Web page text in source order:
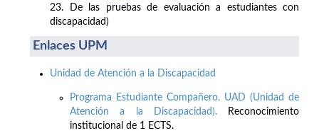
23. De las pruebas de evaluación a estudiantes con
discapacidad)
Enlaces UPM
Unidad de Atención a la Discapacidad
Programa Estudiante Compañero. UAD (Unidad de
Atención a la Discapacidad).Reconocimiento
institucional de 1 ECTS.